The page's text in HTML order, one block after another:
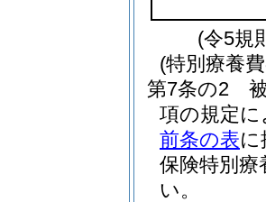
(令5規
(特別療養
第7条の2
項の規定
前条の表に
保険特別
い。